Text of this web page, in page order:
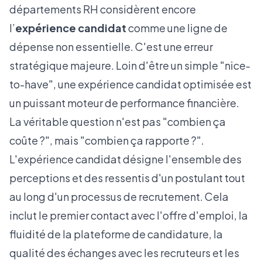
départements RH considèrent encore
l’expérience candidatcomme une ligne de
dépense non essentielle. C'est une erreur
stratégique majeure. Loin d'être un simple "nice-
to-have", une expérience candidat optimisée est
un puissant moteur de performance financière.
La véritable question n'est pas "combien ça
coûte ?", mais "combien ça rapporte ?".
L'expérience candidat désigne l'ensemble des
perceptions et des ressentis d'un postulant tout
au long d'un processus de recrutement. Cela
inclut le premier contact avec l'offre d'emploi, la
fluidité de la plateforme de candidature, la
qualité des échanges avec les recruteurs et les